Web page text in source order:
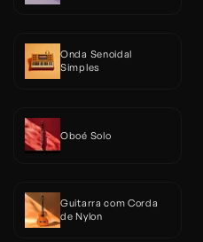
Onda Senoidal
Simples
Oboé Solo
Guitarra com Corda
de Nylon